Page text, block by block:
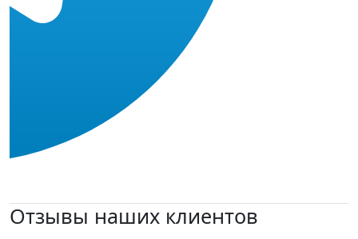
Отзывы наших клиентов